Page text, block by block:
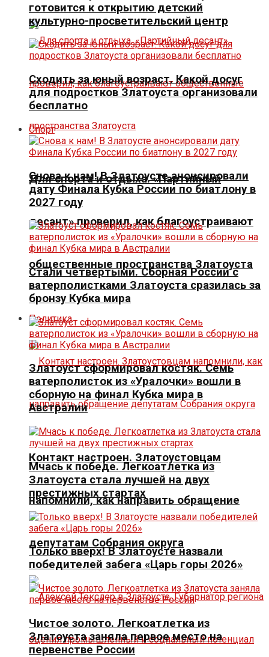
Для спорта и отдыха. «Партийный
десант» проверил, как благоустраивают
общественные пространства Златоуста
Политика
Контакт настроен. Златоустовцам
напомнили, как направить обращение
депутатам Собрания округа
готовится к открытию детский
культурно-просветительский центр
Сходить за юный возраст. Какой досуг
для подростков Златоуста организовали
бесплатно
Спорт
Снова к нам! В Златоусте анонсировали
дату Финала Кубка России по биатлону в
2027 году
Стали четвертыми. Сборная России с
ватерполистками Златоуста сразилась за
бронзу Кубка мира
Златоуст сформировал костяк. Семь
ватерполисток из «Уралочки» вошли в
сборную на финал Кубка мира в
Австралии
Мчась к победе. Легкоатлетка из
Златоуста стала лучшей на двух
престижных стартах
Только вверх! В Златоусте назвали
победителей забега «Царь горы 2026»
Чистое золото. Легкоатлетка из
Златоуста заняла первое место на
первенстве России